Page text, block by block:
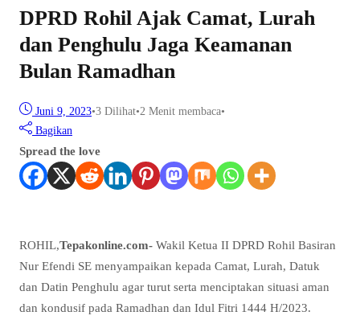
DPRD Rohil Ajak Camat, Lurah
dan Penghulu Jaga Keamanan
Bulan Ramadhan
Juni 9, 2023•3 Dilihat•2 Menit membaca•
Bagikan
Spread the love
ROHIL,Tepakonline.com- Wakil Ketua II DPRD Rohil Basiran
Nur Efendi SE menyampaikan kepada Camat, Lurah, Datuk
dan Datin Penghulu agar turut serta menciptakan situasi aman
dan kondusif pada Ramadhan dan Idul Fitri 1444 H/2023.